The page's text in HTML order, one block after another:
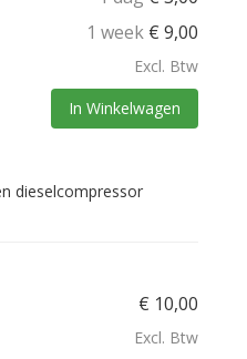
1 week € 9,00
Excl. Btw
In Winkelwagen
dieselcompressor
€ 10,00
Excl. Btw